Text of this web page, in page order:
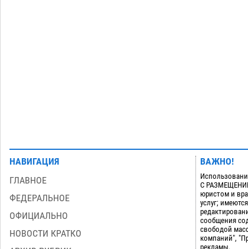
НАВИГАЦИЯ
ГЛАВНОЕ
ФЕДЕРАЛЬНОЕ
ОФИЦИАЛЬНО
НОВОСТИ КРАТКО
ВАЖНО!
С
юристом и
услуг;
сообщения
свободой
компаний",
рекламы.